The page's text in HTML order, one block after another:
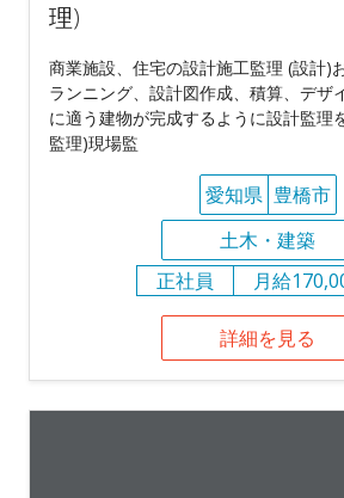
理)
商業施設、住宅の設計施工監理 (設計)
ランニング、設計図作成、積算、デザ
に適う建物が完成するように設計監理
監理)現場監
愛知県 豊橋市
土木・建築
正社員
月給
詳細を見る